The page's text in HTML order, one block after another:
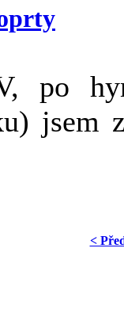
po
jsem
<